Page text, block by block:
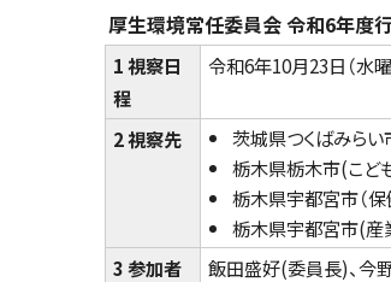
厚生環境常任委員会 令和6年度
1 視察日
程
令和6年10月23日（水
2 視察先
茨城県つくばみらい
栃木県栃木市(こど
栃木県宇都宮市（保
栃木県宇都宮市(産
3 参加者
飯田盛好(委員長)、今野